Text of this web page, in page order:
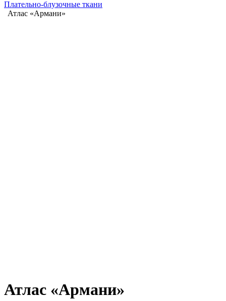
Плательно-блузочные ткани
Атлас «Армани»
Атлас «Армани»